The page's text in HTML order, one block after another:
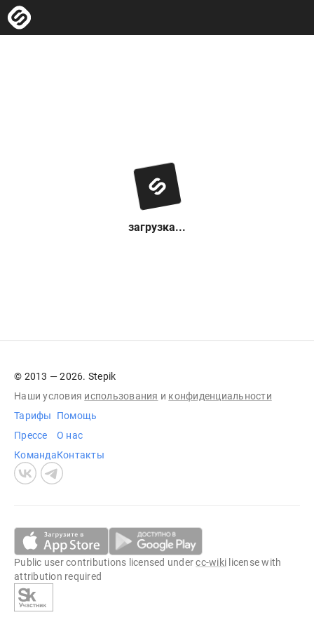
загрузка...
© 2013 — 2026. Stepik
Наши условия использования и конфиденциальности
Тарифы
Прессе
Команда
Помощь
О нас
Контакты
Public user contributions licensed undercc-wiki license with
attribution required